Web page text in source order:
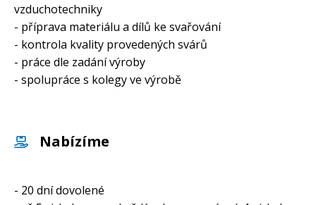
vzduchotechniky
- příprava materiálu a dílů ke svařování
- kontrola kvality provedených svárů
- práce dle zadání výroby
- spolupráce s kolegy ve výrobě
Nabízíme
- 20 dní dovolené